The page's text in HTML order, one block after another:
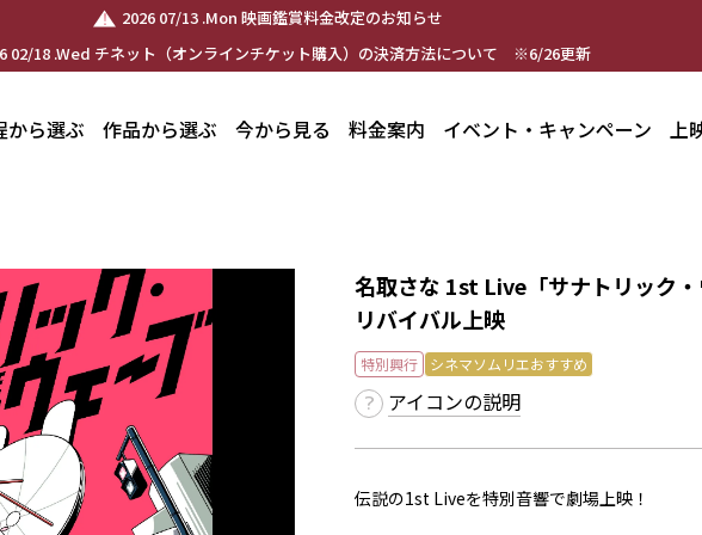
2026 07/13 .Mon 映画鑑賞料金改定のお知らせ
02/18 .Wed チネット（オンラインチケット購入）の決済方法について ※6/26更新
から選ぶ 作品から選ぶ 今から見る 料金案内 イベント・キャンペーン 上
名取さな 1st Live「サナトリック・
リバイバル上映
特別興行 シネマソムリエおすすめ
アイコンの説明
伝説の1st Liveを特別音響で劇場上映！